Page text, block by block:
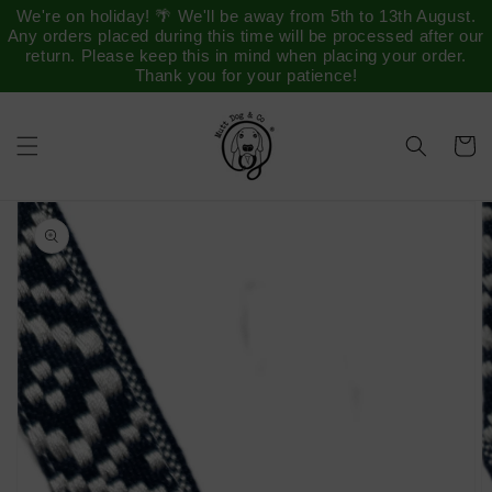
We're on holiday! 🌴 We'll be away from 5th to 13th August.
Any orders placed during this time will be processed after our
return. Please keep this in mind when placing your order.
Thank you for your patience!
para o
conteúdo
informação
do produto